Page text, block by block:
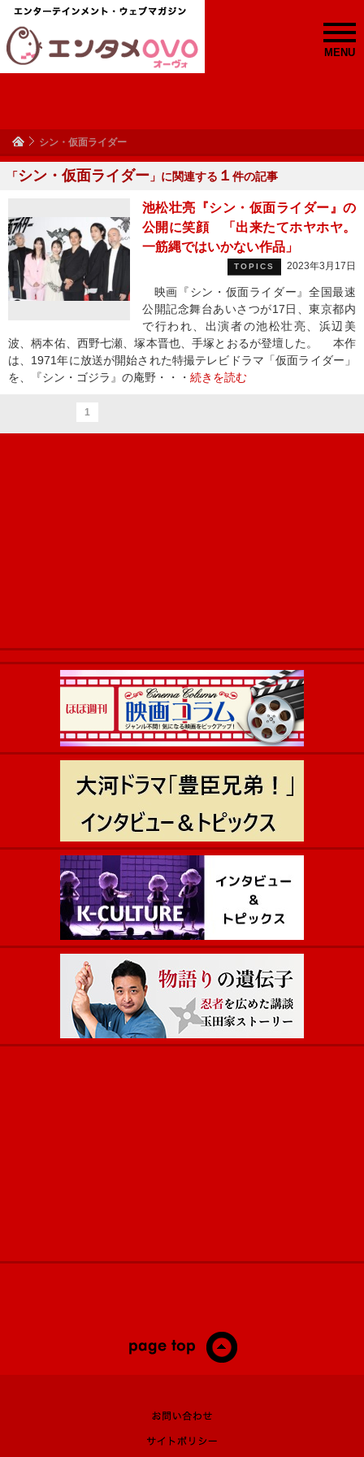
MENU
シン・仮面ライダー
「シン・仮面ライダー 」に関連する １ 件の記事
池松壮亮『シン・仮面ライダー』の
公開に笑顔 「出来たてホヤホヤ。
一筋縄ではいかない作品」
TOPICS 2023年3月17日
映画『シン・仮面ライダー』全国最速
公開記念舞台あいさつが17日、東京都内
で行われ、出演者の池松壮亮、浜辺美
波、柄本佑、西野七瀬、塚本晋也、手塚とおるが登壇した。 本作
は、1971年に放送が開始された特撮テレビドラマ「仮面ライダー」
を、『シン・ゴジラ』の庵野・・・ 続きを読む
1